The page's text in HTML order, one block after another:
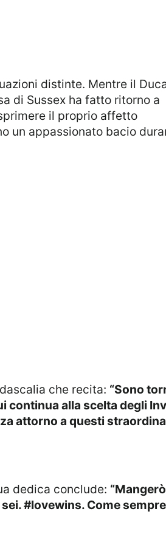
di Sussex ha fatto ritorno a
il proprio affetto
un appassionato bacio
che recita: “Sono
continua alla scelta degli
attorno a questi
dedica conclude: “Mangerò
#lovewins. Come